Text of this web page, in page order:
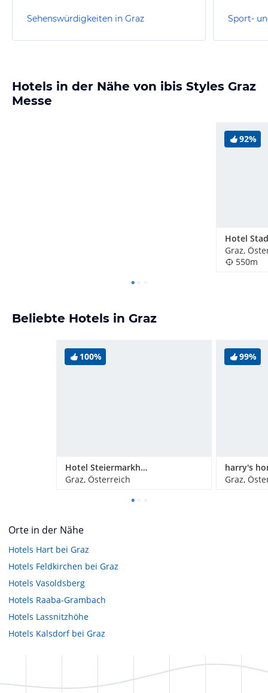
Sehenswürdigkeiten in Graz Sport-
Hotels in der Nähe von ibis Styles Graz
Messe
92%
Hotel
Graz,
550m
Beliebte Hotels in Graz
100%
Hotel Steiermarkhof Graz
Graz, Österreich
99%
Graz,
Orte in der Nähe
Hotels Hart bei Graz
Hotels Feldkirchen bei Graz
Hotels Vasoldsberg
Hotels Raaba-Grambach
Hotels Lassnitzhöhe
Hotels Kalsdorf bei Graz